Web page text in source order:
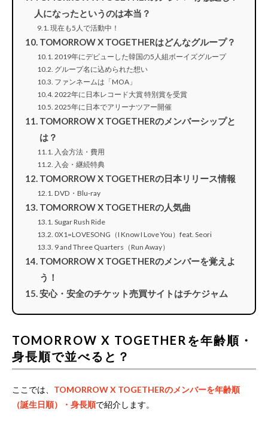
人になったというのは本当？
現在も5人で活動中！
TOMORROW X TOGETHERはどんなグループ？
2019年にデビューした韓国の5人組ボーイズグループ
グループ名に込められた想い
ファンネームは「MOA」
2022年に日本レコード大賞 特別賞を受賞
2025年に日本でアリーナツアー開催
TOMORROW X TOGETHERのメンバーシップと
は？
入会方法・費用
入会・継続特典
TOMORROW X TOGETHERの日本リリース情報
DVD・Blu-ray
TOMORROW X TOGETHERの人気曲
Sugar Rush Ride
0X1=LOVESONG（I Know I Love You）feat. Seori
9 and Three Quarters（Run Away）
TOMORROW X TOGETHERのメンバーを覚えよ
う！
安心・安全のチケット売買サイトはチケジャム
TOMORROW X TOGETHERを年齢順・
身長順で並べると？
ここでは、 TOMORROW X TOGETHERのメンバーを年齢順
（誕生日順）・身長順で紹介します。